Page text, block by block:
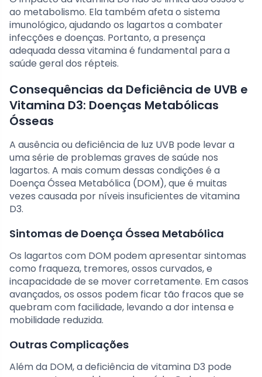
ao metabolismo. Ela também afeta o sistema
imunológico, ajudando os lagartos a combater
infecções e doenças. Portanto, a presença
adequada dessa vitamina é fundamental para a
saúde geral dos répteis.
Consequências da Deficiência de UVB e
Vitamina D3: Doenças Metabólicas
Ósseas
A ausência ou deficiência de luz UVB pode levar a
uma série de problemas graves de saúde nos
lagartos. A mais comum dessas condições é a
Doença Óssea Metabólica (DOM), que é muitas
vezes causada por níveis insuficientes de vitamina
D3.
Sintomas de Doença Óssea Metabólica
Os lagartos com DOM podem apresentar sintomas
como fraqueza, tremores, ossos curvados, e
incapacidade de se mover corretamente. Em casos
avançados, os ossos podem ficar tão fracos que se
quebram com facilidade, levando a dor intensa e
mobilidade reduzida.
Outras Complicações
Além da DOM, a deficiência de vitamina D3 pode